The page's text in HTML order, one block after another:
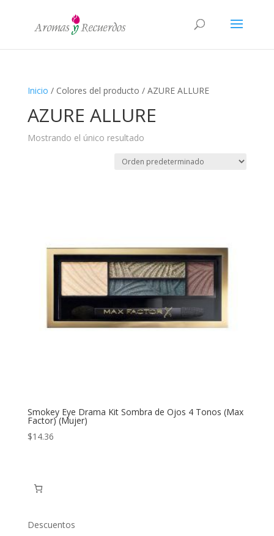
Inicio / Colores del producto / AZURE ALLURE
AZURE ALLURE
Mostrando el único resultado
Smokey Eye Drama Kit Sombra de Ojos 4 Tonos (Max
Factor) (Mujer)
$14.36
Descuentos